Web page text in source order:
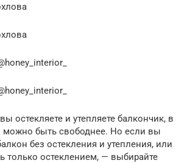
остекляете и утепляете балкончик, в
можно быть свободнее. Но если вы
без остекления и утепления, или
только остеклением, — выбирайте